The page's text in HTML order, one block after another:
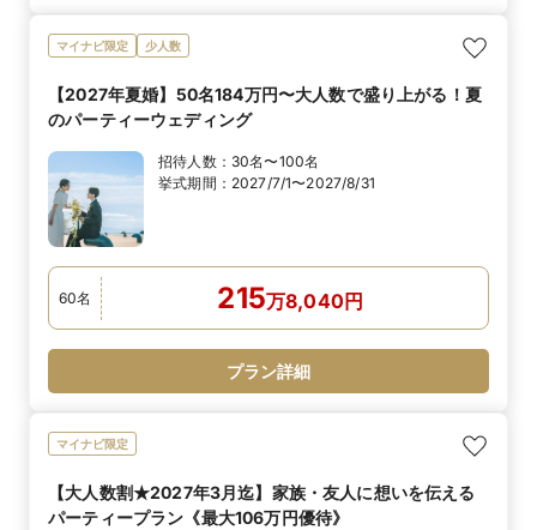
マイナビ限定 少人数
【2027年夏婚】50名184万円〜大人数で盛り上がる！夏
のパーティーウェディング
招待人数： 30名〜100名
挙式期間： 2027/7/1〜2027/8/31
60名 215万8,040円
プラン詳細
マイナビ限定
【大人数割★2027年3月迄】家族・友人に想いを伝える
パーティープラン《最大106万円優待》